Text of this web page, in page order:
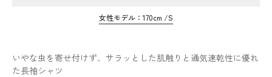
いやな虫を寄せ付けず、サラッとした肌触りと通気速乾性に優れ
た長袖シャツ
女性モデル：170cm /S